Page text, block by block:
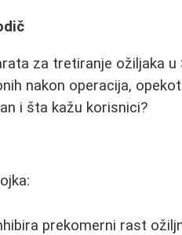
za tretiranje ožiljaka u
nakon operacija,
i šta kažu korisnici?
prekomerni rast